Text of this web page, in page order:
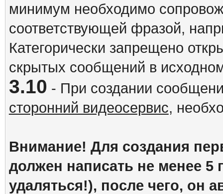
минимум необходимо
соответствующей фразой,
Категорически запрещено
скрытых сообщений в
3.10 - При создании
сторонний видеосервис,
Внимание! Для создания
должен написать не менее
удаляться!), после чего, он